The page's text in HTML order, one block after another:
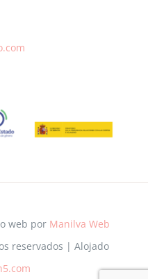
web por Manilva Web
reservados | Alojado